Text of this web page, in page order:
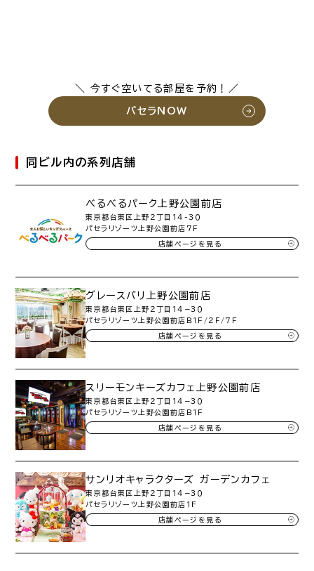
＼ 今すぐ空いてる部屋を予約！／
パセラNOW
同ビル内の系列店舗
べるべるパーク上野公園前店
東京都台東区上野２丁目１４-３０
パセラリゾーツ上野公園前店７Ｆ
店舗ページを見る
グレースバリ上野公園前店
東京都台東区上野２丁目１４−３０
パセラリゾーツ上野公園前店Ｂ１Ｆ/２Ｆ/７Ｆ
店舗ページを見る
スリーモンキーズカフェ上野公園前店
東京都台東区上野２丁目１４−３０
パセラリゾーツ上野公園前店Ｂ１Ｆ
店舗ページを見る
サンリオキャラクターズ ガーデンカフェ
東京都台東区上野２丁目１４−３０
パセラリゾーツ上野公園前店１F
店舗ページを見る